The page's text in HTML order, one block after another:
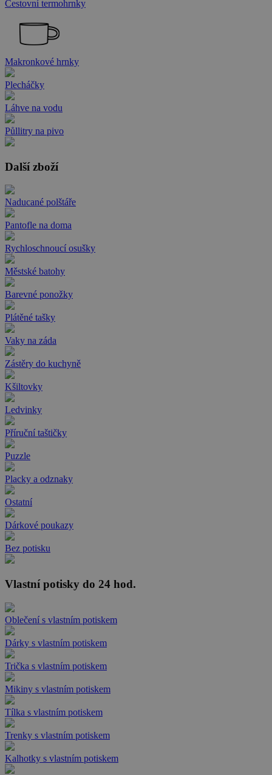
Cestovní termohrnky
Makronkové hrnky
Plecháčky
Láhve na vodu
Půllitry na pivo
Další zboží
Naducané polštáře
Pantofle na doma
Rychloschnoucí osušky
Městské batohy
Barevné ponožky
Plátěné tašky
Vaky na záda
Zástěry do kuchyně
Kšiltovky
Ledvinky
Příruční taštičky
Puzzle
Placky a odznaky
Ostatní
Dárkové poukazy
Bez potisku
Vlastní potisky do 24 hod.
Oblečení s vlastním potiskem
Dárky s vlastním potiskem
Trička s vlastním potiskem
Mikiny s vlastním potiskem
Tílka s vlastním potiskem
Trenky s vlastním potiskem
Kalhotky s vlastním potiskem